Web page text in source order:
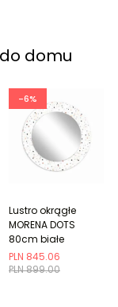
domu
-6%
PLN 899.00
PLN 845.06
Lustro okrągłe
MORENA DOTS
80cm białe